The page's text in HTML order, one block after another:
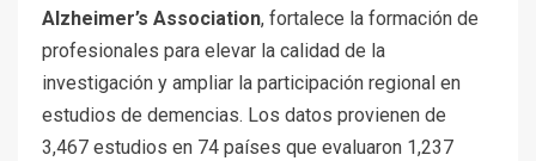
Alzheimer’s Association, fortalece la formación de
profesionales para elevar la calidad de la
investigación y ampliar la participación regional en
estudios de demencias. Los datos provienen de
3,467 estudios en 74 países que evaluaron 1,237